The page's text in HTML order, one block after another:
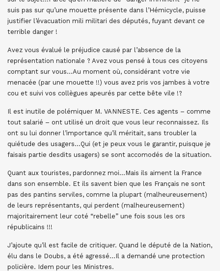
suis pas sur qu’une mouette présente dans l’Hémicycle, puisse
justifier l’évacuation mili militari des députés, fuyant devant ce
terrible danger !
Avez vous évalué le préjudice causé par l’absence de la
représentation nationale ? Avez vous pensé à tous ces citoyens
comptant sur vous…Au moment où, considérant votre vie
menacée (par une mouette !!) vous avez pris vos jambes à votre
cou et suivi vos collègues apeurés par cette bête vile !?
Il est inutile de polémiquer M. VANNESTE. Ces agents – comme
tout salarié – ont utilisé un droit que vous leur reconnaissez. Ils
ont su lui donner l’importance qu’il méritait, sans troubler la
quiétude des usagers…Qui (et je peux vous le garantir, puisque je
faisais partie desdits usagers) se sont accomodés de la situation.
Quant aux touristes, pardonnez moi…Mais ils aiment la France
dans son ensemble. Et ils savent bien que les Français ne sont
pas des pantins serviles, comme la plupart (malheureusement)
de leurs représentants, qui perdent (malheureusement)
majoritairement leur coté “rebelle” une fois sous les ors
républicains !!!
J’ajoute qu’il est facile de critiquer. Quand le député de la Nation,
élu dans le Doubs, a été agressé…Il a demandé une protection
policière. Idem pour les Ministres.